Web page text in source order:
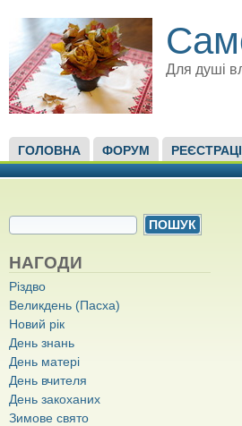
Для душі
ГОЛОВНЕ МЕНЮ
ГОЛОВНА ФОРУМ
ПОШУКОВА ФОРМА
НАГОДИ
Різдво
Великдень (Пасха)
Новий рік
День знань
День матері
День вчителя
День закоханих
Зимове свято